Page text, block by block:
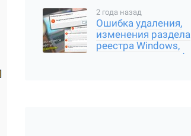
2 года назад
Ошибка удаления,
изменения раздела
реестра Windows,
переименования /